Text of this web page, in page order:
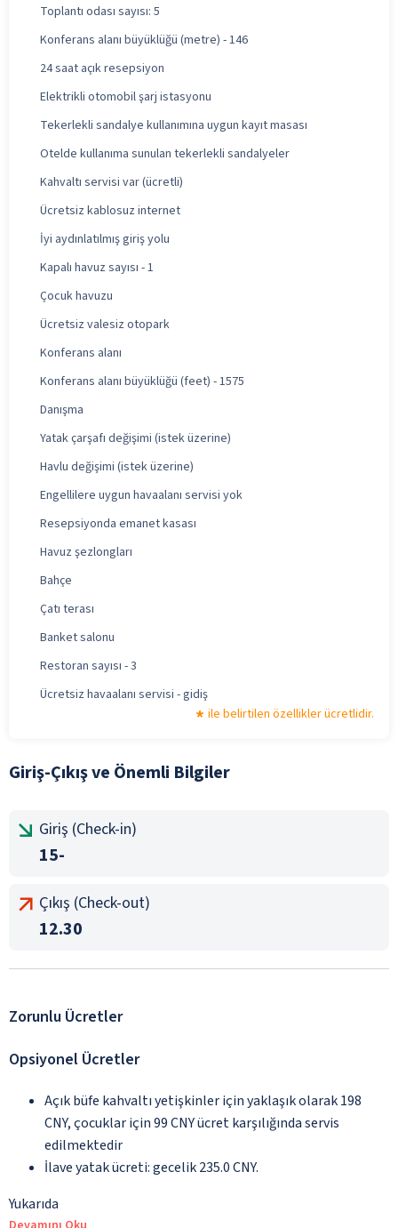
Toplantı odası sayısı: 5
Konferans alanı büyüklüğü (metre) - 146
24 saat açık resepsiyon
Elektrikli otomobil şarj istasyonu
Tekerlekli sandalye kullanımına uygun kayıt masası
Otelde kullanıma sunulan tekerlekli sandalyeler
Kahvaltı servisi var (ücretli)
Ücretsiz kablosuz internet
İyi aydınlatılmış giriş yolu
Kapalı havuz sayısı - 1
Çocuk havuzu
Ücretsiz valesiz otopark
Konferans alanı
Konferans alanı büyüklüğü (feet) - 1575
Danışma
Yatak çarşafı değişimi (istek üzerine)
Havlu değişimi (istek üzerine)
Engellilere uygun havaalanı servisi yok
Resepsiyonda emanet kasası
Havuz şezlongları
Bahçe
Çatı terası
Banket salonu
Restoran sayısı - 3
Ücretsiz havaalanı servisi - gidiş
ile belirtilen özellikler ücretlidir.
Giriş-Çıkış ve Önemli Bilgiler
Giriş (Check-in)
15-
Çıkış (Check-out)
12.30
Zorunlu Ücretler
Opsiyonel Ücretler
Açık büfe kahvaltı yetişkinler için yaklaşık olarak 198
CNY, çocuklar için 99 CNY ücret karşılığında servis
edilmektedir
İlave yatak ücreti: gecelik 235.0 CNY.
Yukarıda